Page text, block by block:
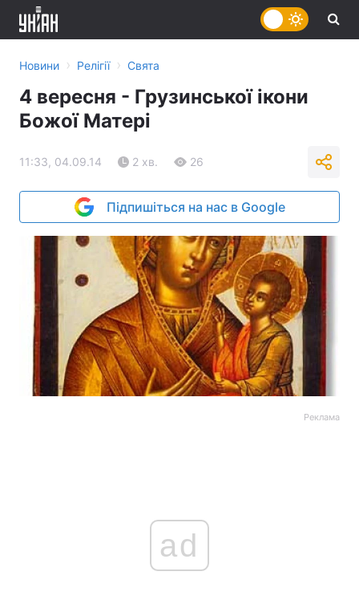
Новини › Релігії › Свята
4 вересня - Грузинської ікони
Божої Матері
11:33, 04.09.14 2 хв. 26
Підпишіться на нас в Google
Реклама
ad